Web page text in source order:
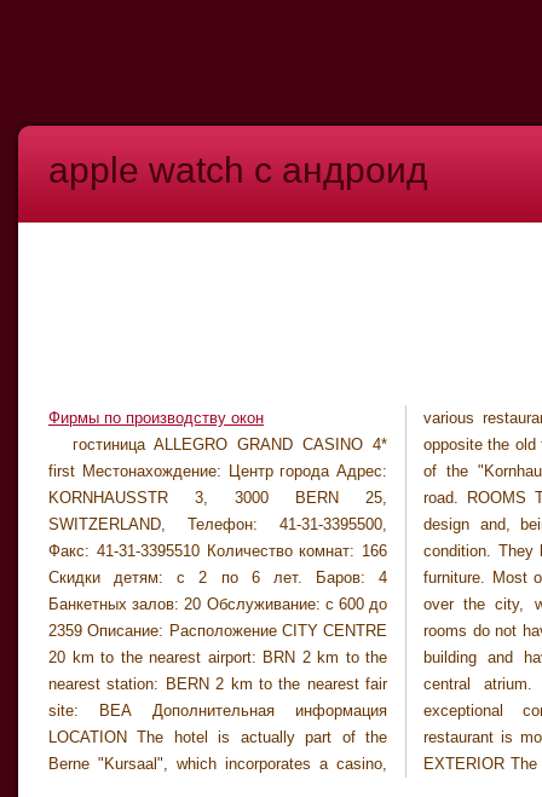
apple watch с андроид
Фирмы по производству окон
гостиница ALLEGRO GRAND CASINO 4*
first Местонахождение: Центр города Адрес:
KORNHAUSSTR 3, 3000 BERN 25,
SWITZERLAND, Телефон: 41-31-3395500,
Факс: 41-31-3395510 Количество комнат: 166
Скидки детям: с 2 по 6 лет. Баров: 4
Банкетных залов: 20 Обслуживание: c 600 до
2359 Описание: Расположение CITY CENTRE
20 km to the nearest airport: BRN 2 km to the
nearest station: BERN 2 km to the nearest fair
site: BEA Дополнительная информация
LOCATION The hotel is actually part of the
Berne "Kursaal", which incorporates a casino,
various
opposite the old town of Berne on the other side
of the "Kornhaus" bridge, set back from the
road. ROOMS The rooms are also modern in
design and, being brand new, in exceptional
condition. They have parquet floors and stylish
furniture. Most of the rooms have lovely views
over the city, while some specially designed
rooms do not have views at all, being within the
building and having windows looking onto a
central atrium. The bathrooms are also in
exceptional condition. RESTAURANT The
restaurant is modern like the rest of the hotel.
EXTERIOR The hotel forms the modern part of
what is a mainly
large lobby is very modern in design, with a
mainly glass roof and floor to ceiling windows.